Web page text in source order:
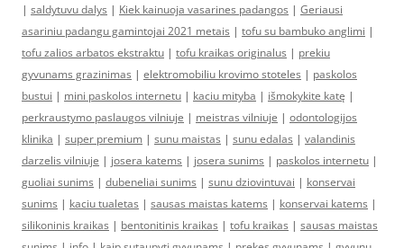
| saldytuvu dalys | Kiek kainuoja vasarines padangos | Geriausi
asariniu padangu gamintojai 2021 metais | tofu su bambuko anglimi |
tofu zalios arbatos ekstraktu | tofu kraikas originalus | prekiu
gyvunams grazinimas | elektromobiliu krovimo stoteles | paskolos
bustui | mini paskolos internetu | kaciu mityba | išmokykite katę |
perkraustymo paslaugos vilniuje | meistras vilniuje | odontologijos
klinika | super premium | sunu maistas | sunu edalas | valandinis
darzelis vilniuje | josera katems | josera sunims | paskolos internetu |
guoliai sunims | dubeneliai sunims | sunu dziovintuvai | konservai
sunims | kaciu tualetas | sausas maistas katems | konservai katems |
silikoninis kraikas | bentonitinis kraikas | tofu kraikas | sausas maistas